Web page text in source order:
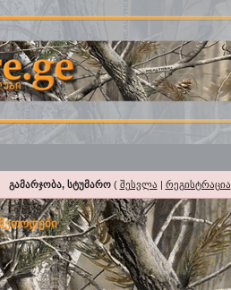
გამარჯობა, სტუმარო( შესვლა | რეგისტრაცია